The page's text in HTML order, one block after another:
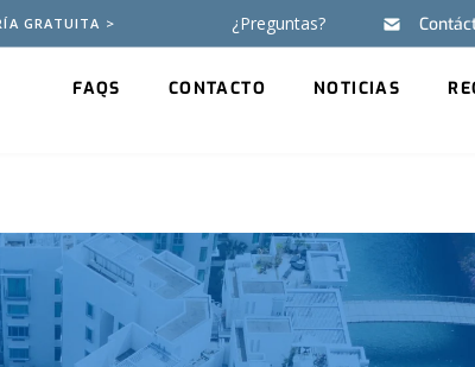
GRATUITA > ¿Preguntas?
FAQS CONTACTO NOTICIAS